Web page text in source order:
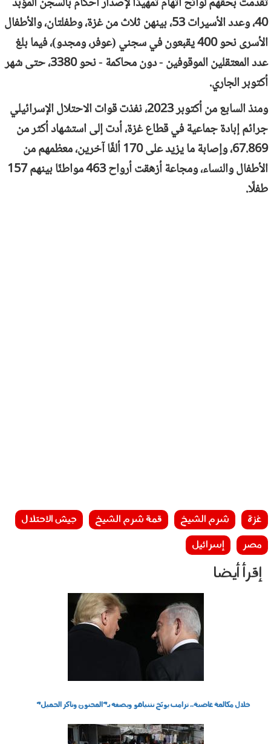
40، وعدد الأسيرات 53، بينهن ثلاث من غزة، وطفلتان، والأطفال
الأسرى نحو 400 يقبعون في سجني (عوفر، ومجدو)، فيما بلغ
عدد المعتقلين الموقوفين - دون محاكمة - نحو 3380، حتى شهر
أكتوبر الجاري.
ومنذ السابع من أكتوبر 2023، نفذت قوات الاحتلال الإسرائيلي
جرائم إبادة جماعية في قطاع غزة، أدت إلى استشهاد أكثر من
67.869، وإصابة ما يزيد على 170 ألفًا آخرين، معظمهم من
الأطفال والنساء، ومجاعة أزهقت أرواح 463 مواطنًا بينهم 157
طفلًا.
غزة شرم الشيخ قمة شرم الشيخ
جيش الاحتلال
مصر
إسرائيل
إقرأ أيضا
خلال مكالمة غاضبة.. ترامب يوبّخ نتنياهو ويصفه بـ"المجنون وناكر الجميل"